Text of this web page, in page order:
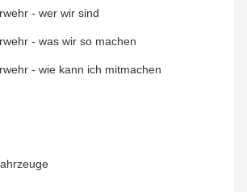
- wer wir sind
- was wir so machen
- wie kann ich mitmachen